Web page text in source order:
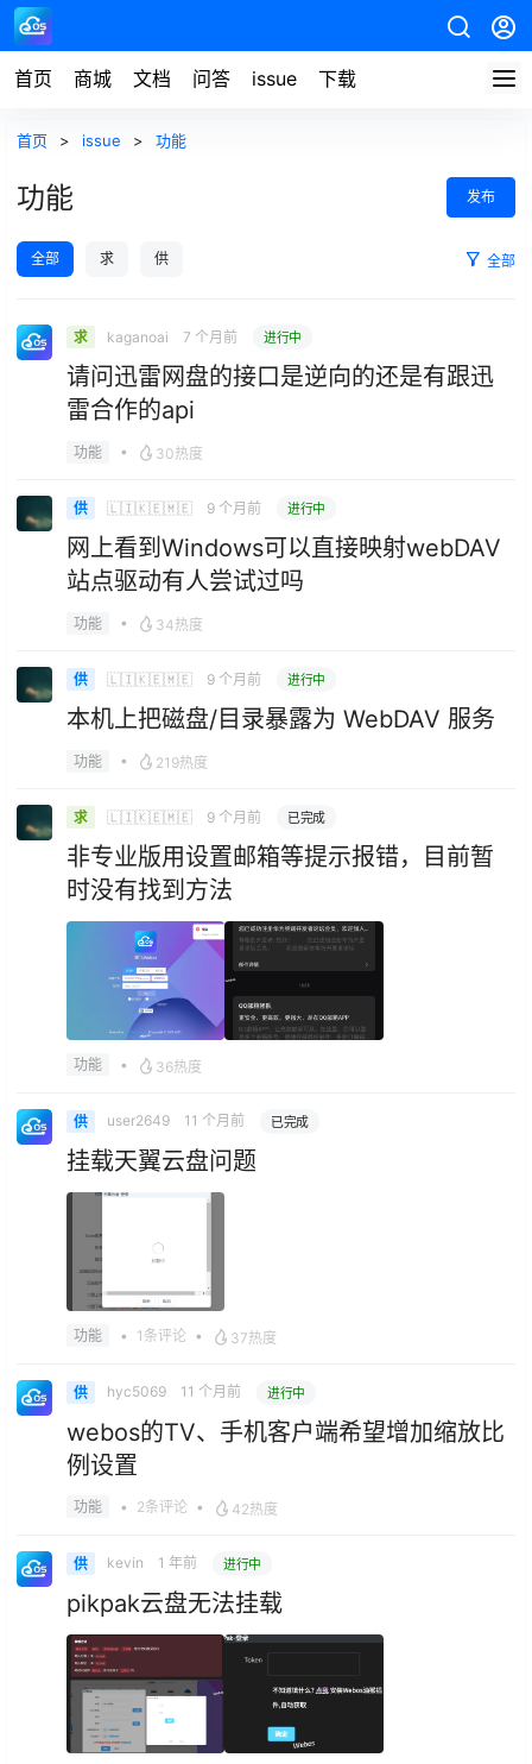
首页 商城 文档 问答 issue 下载
首页 > issue > 功能
功能 发布
全部 求 供 全部
求 kaganoai 7 个月前 进行中
请问迅雷网盘的接口是逆向的还是有跟迅
雷合作的api
功能 • 30热度
供 🇱🇮🇰🇪🇲🇪 9 个月前 进行中
网上看到Windows可以直接映射webDAV
站点驱动有人尝试过吗
功能 • 34热度
供 🇱🇮🇰🇪🇲🇪 9 个月前 进行中
本机上把磁盘/目录暴露为 WebDAV 服务
功能 • 219热度
求 🇱🇮🇰🇪🇲🇪 9 个月前 已完成
非专业版用设置邮箱等提示报错，目前暂
时没有找到方法
功能 • 36热度
供 user2649 11 个月前 已完成
挂载天翼云盘问题
功能 • 1条评论 • 37热度
供 hyc5069 11 个月前 进行中
webos的TV、手机客户端希望增加缩放比
例设置
功能 • 2条评论 • 42热度
供 kevin 1 年前 进行中
pikpak云盘无法挂载